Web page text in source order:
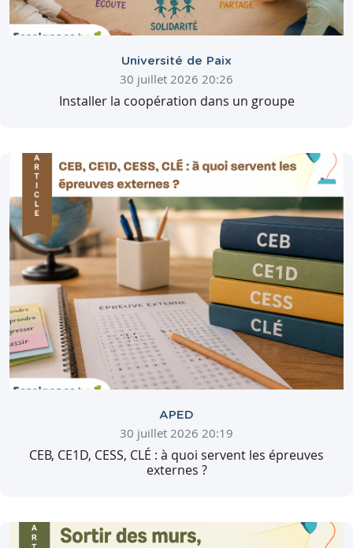
Université de Paix
30 juillet 2026 20:26
Installer la coopération dans un groupe
APED
30 juillet 2026 20:19
CEB, CE1D, CESS, CLÉ : à quoi servent les épreuves
externes ?